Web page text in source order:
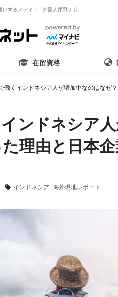
けするメディア「外国人採用サポ
在留資格
働くインドネシア人が増加中なのはなぜ
ンドネシア
理由と日本
インドネシア 海外現地レポート